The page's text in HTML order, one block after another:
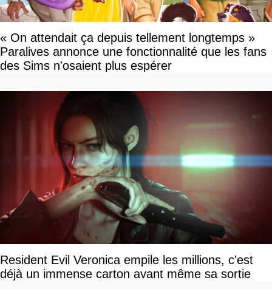
« On attendait ça depuis tellement longtemps »
Paralives annonce une fonctionnalité que les fans
des Sims n'osaient plus espérer
Resident Evil Veronica empile les millions, c'est
déjà un immense carton avant même sa sortie